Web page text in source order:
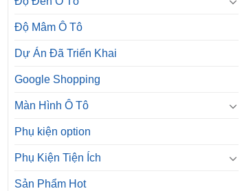
Độ Mâm Ô Tô
Dự Án Đã Triển Khai
Google Shopping
Màn Hình Ô Tô
Phụ kiện option
Phụ Kiện Tiện Ích
Sản Phẩm Hot